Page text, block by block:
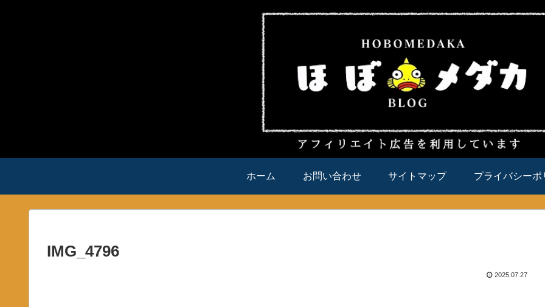
ホーム お問い合わせ サイトマップ プライバシーポ
IMG_4796
2025.07.27